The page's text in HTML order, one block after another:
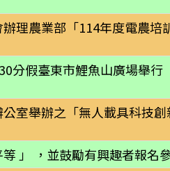
理農業部「114年度電農培
分假臺東市鯉魚山廣場舉行
室舉辦之「無人載具科技
」 ，並鼓勵有興趣者報名